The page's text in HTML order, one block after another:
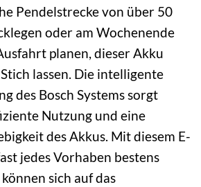
Pendelstrecke von über 50
oder am Wochenende
planen, dieser Akku
lassen. Die intelligente
des Bosch Systems sorgt
Nutzung und eine
des Akkus. Mit diesem E-
jedes Vorhaben bestens
sich auf das